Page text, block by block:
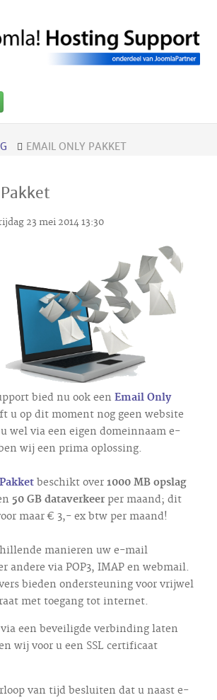
EMAIL ONLY PAKKET
23 mei 2014 13:30
bied nu ook een Email Only
u op dit moment nog geen website
wel via een eigen domeinnaam e-
wij een prima oplossing.
beschikt over 1000 MB opslag
50 GB dataverkeerper maand; dit
maar € 3,- ex btw per maand!
manieren uw e-mail
andere via POP3, IMAP en webmail.
bieden ondersteuning voor vrijwel
met toegang tot internet.
een beveiligde verbinding laten
wij voor u een SSL certificaat
van tijd besluiten dat u naast e-